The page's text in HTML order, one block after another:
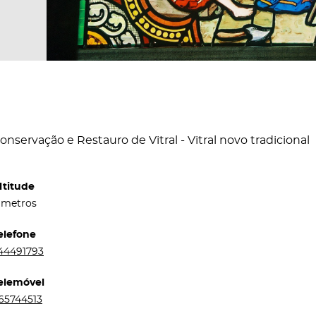
e Restauro de Vitral - Vitral novo tradicional